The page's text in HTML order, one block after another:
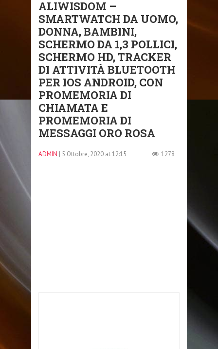
ALIWISDOM –
SMARTWATCH DA UOMO,
DONNA, BAMBINI,
SCHERMO DA 1,3 POLLICI,
SCHERMO HD, TRACKER
DI ATTIVITÀ BLUETOOTH
PER IOS ANDROID, CON
PROMEMORIA DI
CHIAMATA E
PROMEMORIA DI
MESSAGGI ORO ROSA
ADMIN | 5 Ottobre, 2020 at 12:15 1278